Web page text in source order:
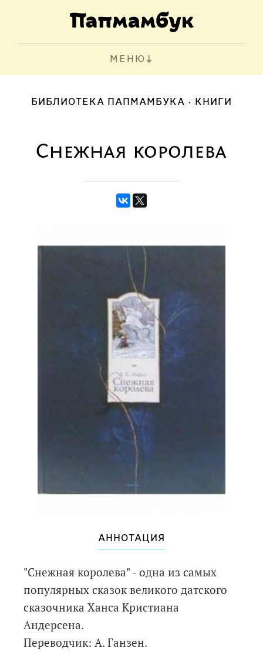
МЕНЮ
БИБЛИОТЕКА ПАПМАМБУКА КНИГИ
Снежная королева
АННОТАЦИЯ
"Снежная королева" - одна из самых
популярных сказок великого датского
сказочника Ханса Кристиана
Андерсена.
Переводчик: А. Ганзен.